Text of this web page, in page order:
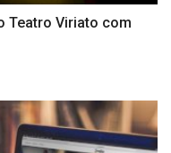
Teatro Viriato com